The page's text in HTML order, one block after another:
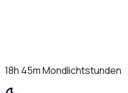
18h 45mMondlichtstunden